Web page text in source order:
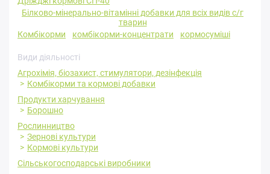
Білково-мінерально-вітамінні добавки для всіх видів с/г
тварин
Комбікорми
комбікорми-концентрати кормосуміші
Види діяльності
Агрохімія, біозахист, стимулятори, дезінфекція
Комбікорми та кормові добавки
Продукти харчування
Борошно
Рослинництво
Зернові культури
Кормові культури
Сільськогосподарські виробники